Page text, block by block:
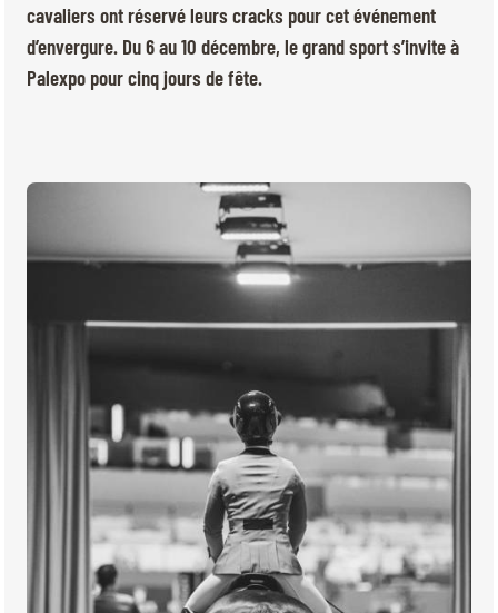
cavaliers ont réservé leurs cracks pour cet événement
d’envergure. Du 6 au 10 décembre, le grand sport s’invite à
Palexpo pour cinq jours de fête.